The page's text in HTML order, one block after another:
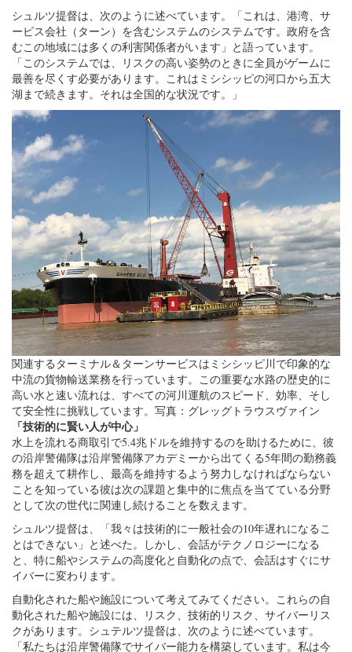
シュルツ提督は、次のように述べています。「これは、港湾、サ
ービス会社（ターン）を含むシステムのシステムです。政府を含
むこの地域には多くの利害関係者がいます」と語っています。
「このシステムでは、リスクの高い姿勢のときに全員がゲームに
最善を尽くす必要があります。これはミシシッピの河口から五大
湖まで続きます。それは全国的な状況です。」
関連するターミナル＆ターンサービスはミシシッピ川で印象的な
中流の貨物輸送業務を行っています。この重要な水路の歴史的に
高い水と速い流れは、すべての河川運航のスピード、効率、そし
て安全性に挑戦しています。写真：グレッグトラウスヴァイン
「技術的に賢い人が中心」
水上を流れる商取引で5.4兆ドルを維持するのを助けるために、彼
の沿岸警備隊は沿岸警備隊アカデミーから出てくる5年間の勤務義
務を超えて耕作し、最高を維持するよう努力しなければならない
ことを知っている彼は次の課題と集中的に焦点を当てている分野
として次の世代に関連し続けることを数えます。
シュルツ提督は、「我々は技術的に一般社会の10年遅れになるこ
とはできない」と述べた。しかし、会話がテクノロジーになる
と、特に船やシステムの高度化と自動化の点で、会話はすぐにサ
イバーに変わります。
自動化された船や施設について考えてみてください。これらの自
動化された船や施設には、リスク、技術的リスク、サイバーリス
クがあります。シュテルツ提督は、次のように述べています。
「私たちは沿岸警備隊でサイバー能力を構築しています。私は今